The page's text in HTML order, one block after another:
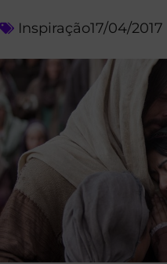
Inspiração17/04/2017